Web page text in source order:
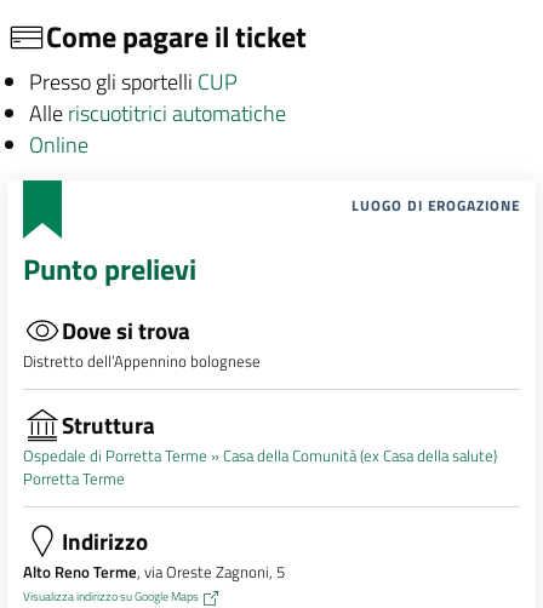
Come pagare il ticket
Presso gli sportelli CUP
Alleriscuotitrici automatiche
Online
LUOGO DI EROGAZIONE
Punto prelievi
Dove si trova
Distretto dell’Appennino bolognese
Struttura
Ospedale di Porretta Terme »Casa della Comunità (ex Casa della salute)
Porretta Terme
Indirizzo
Alto Reno Terme, via Oreste Zagnoni, 5
Visualizza indirizzo su Google Maps